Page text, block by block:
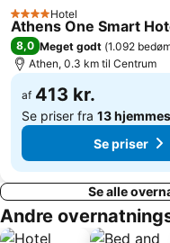
Porto Germeno
Kerameikos
Vrilissia
4 Stjerner
Hotel
Athens One Smart
8,0 Meget godt (1.092
Athen, 0.3 km til Centrum
af 413 kr.
Se priser fra 13
Se priser
Se alle
Andre